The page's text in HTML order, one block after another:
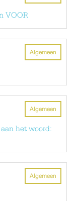
VOOR
Algemeen
Algemeen
het woord:
Algemeen